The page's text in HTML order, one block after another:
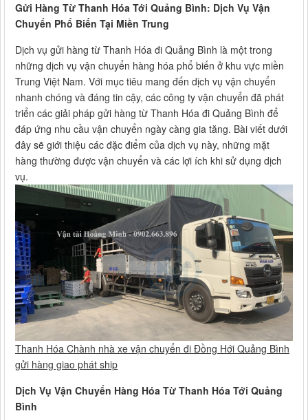
Gửi Hàng Từ Thanh Hóa Tới Quảng Bình: Dịch Vụ Vận
Chuyển Phổ Biến Tại Miền Trung
Dịch vụ gửi hàng từ Thanh Hóa đi Quảng Bình là một trong
những dịch vụ vận chuyển hàng hóa phổ biến ở khu vực miền
Trung Việt Nam. Với mục tiêu mang đến dịch vụ vận chuyển
nhanh chóng và đáng tin cậy, các công ty vận chuyển đã phát
triển các giải pháp gửi hàng từ Thanh Hóa đi Quảng Bình để
đáp ứng nhu cầu vận chuyển ngày càng gia tăng. Bài viết dưới
đây sẽ giới thiệu các đặc điểm của dịch vụ này, những mặt
hàng thường được vận chuyển và các lợi ích khi sử dụng dịch
vụ.
Thanh Hóa Chành nhà xe vận chuyển đi Đồng Hới Quảng Bình
gửi hàng giao phát ship
Dịch Vụ Vận Chuyển Hàng Hóa Từ Thanh Hóa Tới Quảng
Bình